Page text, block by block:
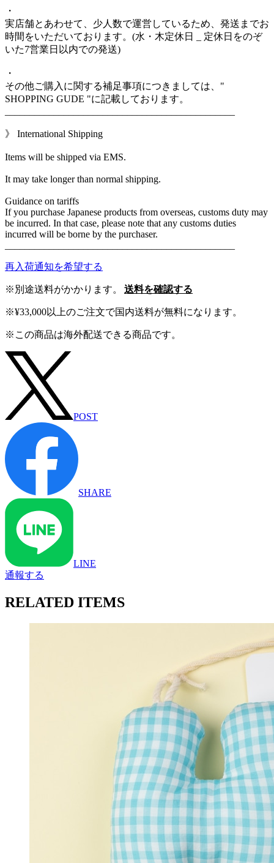
・
実店舗とあわせて、少人数で運営しているため、発送までお
時間をいただいております。(水・木定休日 _ 定休日をのぞ
いた7営業日以内での発送)
・
その他ご購入に関する補足事項につきましては、"
SHOPPING GUDE "に記載しております。
》 International Shipping
Items will be shipped via EMS.
It may take longer than normal shipping.
Guidance on tariffs
If you purchase Japanese products from overseas, customs duty may
be incurred. In that case, please note that any customs duties
incurred will be borne by the purchaser.
再入荷通知を希望する
※別途送料がかかります。 送料を確認する
※¥33,000以上のご注文で国内送料が無料になります。
※この商品は海外配送できる商品です。
POST
SHARE
LINE
通報する
RELATED ITEMS